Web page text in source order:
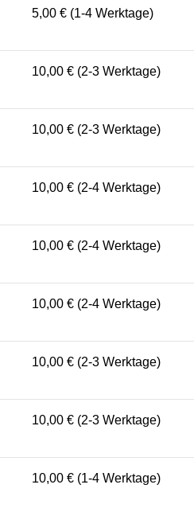
5,00 € (1-4 Werktage)
10,00 € (2-3 Werktage)
10,00 € (2-3 Werktage)
10,00 € (2-4 Werktage)
10,00 € (2-4 Werktage)
10,00 € (2-4 Werktage)
10,00 € (2-3 Werktage)
10,00 € (2-3 Werktage)
10,00 € (1-4 Werktage)